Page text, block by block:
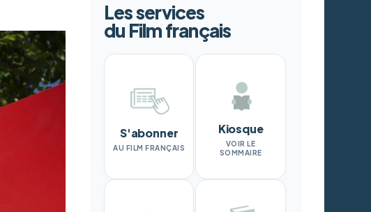
Les services
du Film français
S'abonner
AU FILM FRANÇAIS
Kiosque
VOIR LE
SOMMAIRE